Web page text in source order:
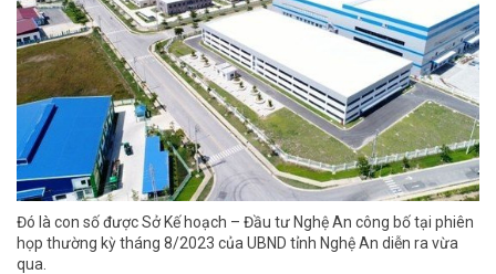
Đó là con số được Sở Kế hoạch – Đầu tư Nghệ An công bố tại phiên
họp thường kỳ tháng 8/2023 của UBND tỉnh Nghệ An diễn ra vừa
qua.